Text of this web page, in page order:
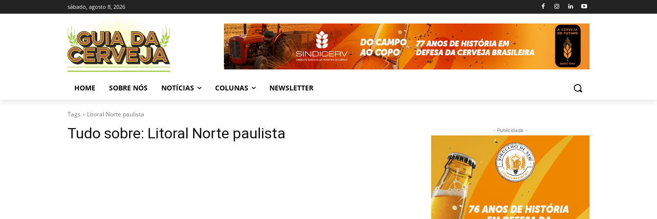
sábado, agosto 8, 2026
HOME SOBRE NÓS NOTÍCIAS COLUNAS NEWSLETTER
Tags Litoral Norte paulista
Tudo sobre: Litoral Norte paulista - Publicidade -